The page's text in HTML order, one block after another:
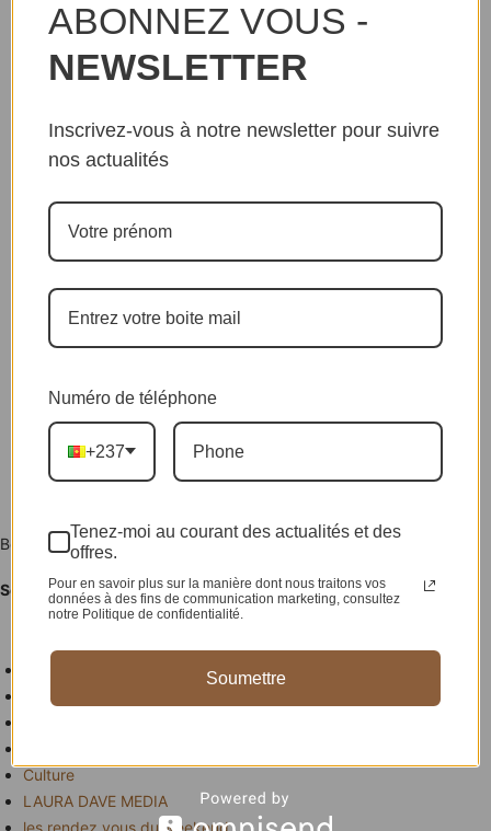
Bon match les Lions et Bon week-end chers lecteurs !
Serge Bonny
Culture
LAURA DAVE MEDIA
ABONNEZ VOUS -
NEWSLETTER
Inscrivez-vous à notre newsletter pour suivre
nos actualités
Numéro de téléphone
+237
Tenez-moi au courant des actualités et des
offres.
Pour en savoir plus sur la manière dont nous traitons vos
données à des fins de communication marketing, consultez
notre Politique de confidentialité.
Soumettre